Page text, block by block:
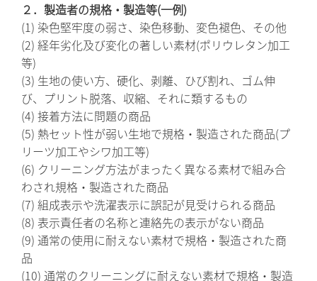
２．製造者の規格・製造等(一例)
(1) 染色堅牢度の弱さ、染色移動、変色褪色、その他
(2) 経年劣化及び変化の著しい素材(ポリウレタン加工
等)
(3) 生地の使い方、硬化、剥離、ひび割れ、ゴム伸
び、プリント脱落、収縮、それに類するもの
(4) 接着方法に問題の商品
(5) 熱セット性が弱い生地で規格・製造された商品(プ
リーツ加工やシワ加工等)
(6) クリーニング方法がまったく異なる素材で組み合
わされ規格・製造された商品
(7) 組成表示や洗濯表示に誤記が見受けられる商品
(8) 表示責任者の名称と連絡先の表示がない商品
(9) 通常の使用に耐えない素材で規格・製造された商
品
(10) 通常のクリーニングに耐えない素材で規格・製造